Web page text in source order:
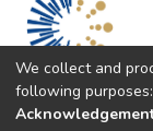
We collect and
following purposes: